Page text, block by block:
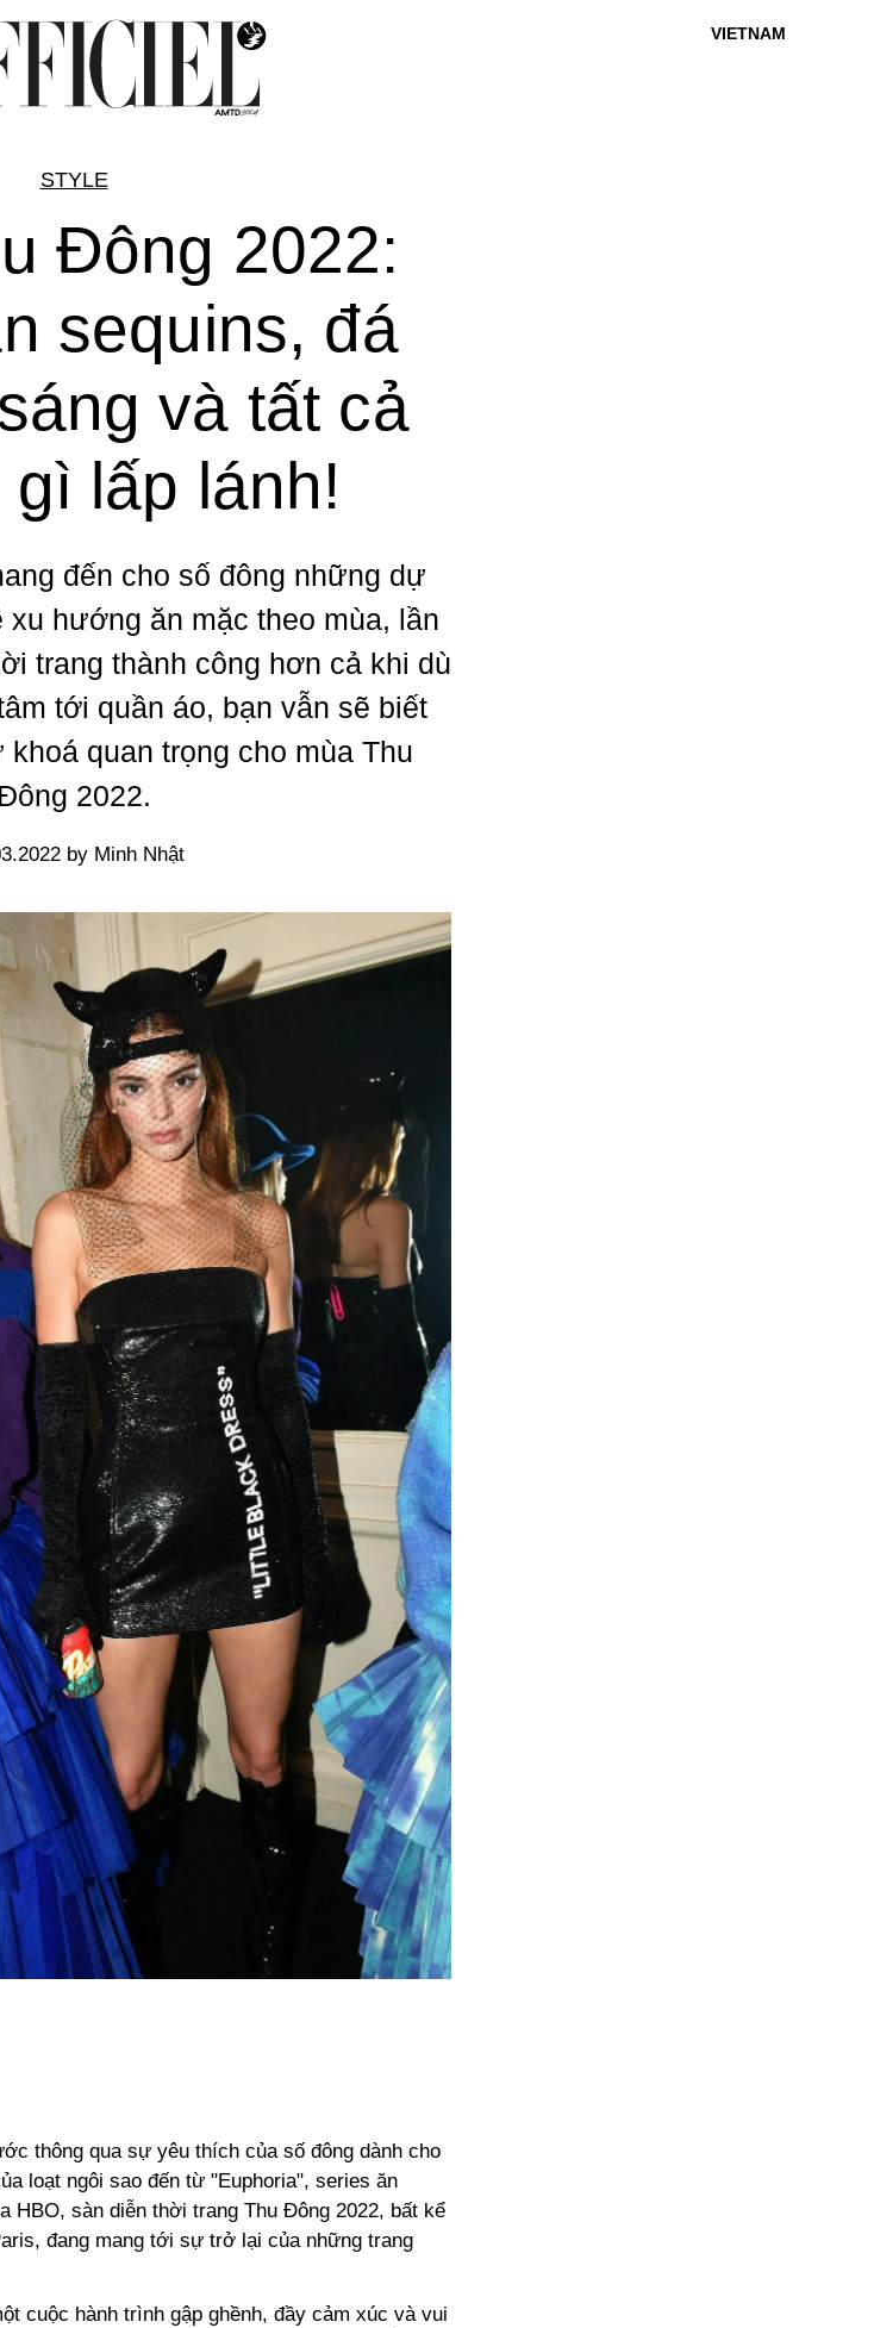
VIETNAM
STYLE
Đông 2022:
sequins, đá
và tất cả
lấp lánh!
đến cho số đông những dự
xu hướng ăn mặc theo mùa, lần
trang thành công hơn cả khi dù
tới quần áo, bạn vẫn sẽ biết
khoá quan trọng cho mùa Thu
2022.
by Minh Nhật
thông qua sự yêu thích của số đông dành cho
loạt ngôi sao đến từ "Euphoria", series ăn
HBO, sàn diễn thời trang Thu Đông 2022, bất kể
đang mang tới sự trở lại của những trang
cuộc hành trình gập ghềnh, đầy cảm xúc và vui